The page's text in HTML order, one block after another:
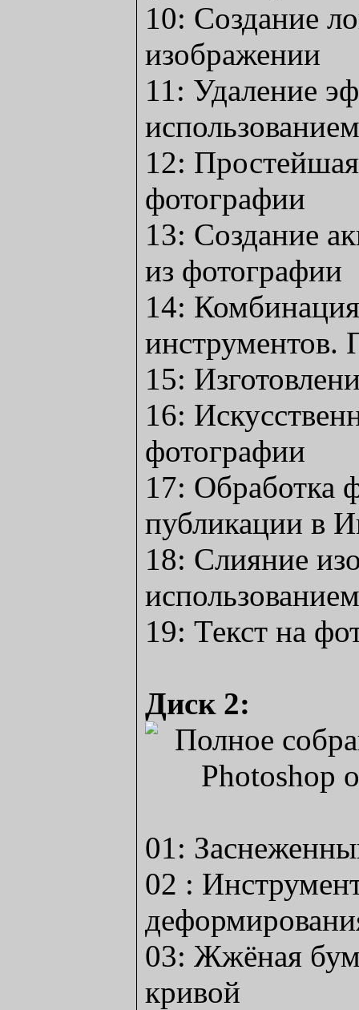
10: Создание
изображении
11: Удаление
12:
фотографии
13: Создание
из фотографии
14:
инструментов.
15:
16:
фотографии
17: Обработка
публикации в
18: Слияние
19: Текст на
Диск 2:
01:
02 :
03: Жжёная
кривой